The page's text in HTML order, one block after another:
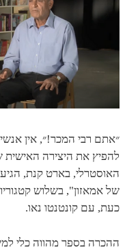
״אתם רבי המכר!״, אין
להפיץ את היצירה
האוסטרלי, בארט קנת,
של אמאזון", בשלוש
כעת, עם קונטנטו נאו.
ההכרה בספר מהווה כלי